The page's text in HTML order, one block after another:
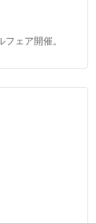
ェア開催。